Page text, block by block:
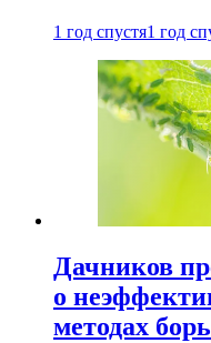
1 год спустя1 год
Дачников
о
методах